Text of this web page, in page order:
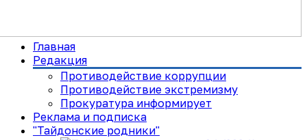
Главная
Редакция
Противодействие коррупции
Противодействие экстремизму
Прокуратура информирует
Реклама и подписка
"Тайдонские родники"